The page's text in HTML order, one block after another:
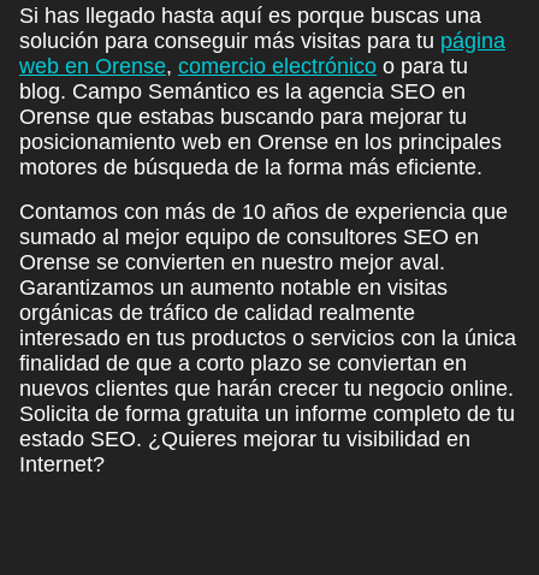
Si has llegado hasta aquí es porque buscas una
solución para conseguir más visitas para tu página
web en Orense, comercio electrónico o para tu
blog. Campo Semántico es la agencia SEO en
Orense que estabas buscando para mejorar tu
posicionamiento web en Orense en los principales
motores de búsqueda de la forma más eficiente.
Contamos con más de 10 años de experiencia que
sumado al mejor equipo de consultores SEO en
Orense se convierten en nuestro mejor aval.
Garantizamos un aumento notable en visitas
orgánicas de tráfico de calidad realmente
interesado en tus productos o servicios con la única
finalidad de que a corto plazo se conviertan en
nuevos clientes que harán crecer tu negocio online.
Solicita de forma gratuita un informe completo de tu
estado SEO. ¿Quieres mejorar tu visibilidad en
Internet?